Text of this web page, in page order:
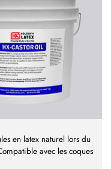
en latex naturel lors du
avec les coques